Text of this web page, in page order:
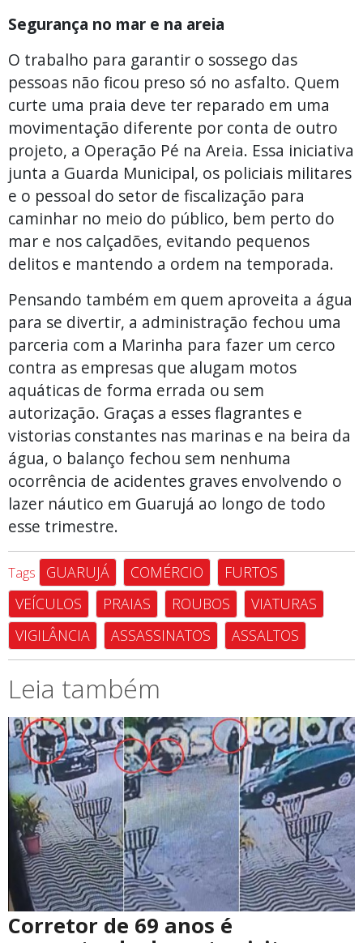
Segurança no mar e na areia
O trabalho para garantir o sossego das
pessoas não ficou preso só no asfalto. Quem
curte uma praia deve ter reparado em uma
movimentação diferente por conta de outro
projeto, a Operação Pé na Areia. Essa iniciativa
junta a Guarda Municipal, os policiais militares
e o pessoal do setor de fiscalização para
caminhar no meio do público, bem perto do
mar e nos calçadões, evitando pequenos
delitos e mantendo a ordem na temporada.
Pensando também em quem aproveita a água
para se divertir, a administração fechou uma
parceria com a Marinha para fazer um cerco
contra as empresas que alugam motos
aquáticas de forma errada ou sem
autorização. Graças a esses flagrantes e
vistorias constantes nas marinas e na beira da
água, o balanço fechou sem nenhuma
ocorrência de acidentes graves envolvendo o
lazer náutico em Guarujá ao longo de todo
esse trimestre.
Tags GUARUJÁ COMÉRCIO
FURTOS
VEÍCULOS
PRAIAS ROUBOS
VIATURAS
VIGILÂNCIA
ASSASSINATOS ASSALTOS
Leia também
Corretor de 69 anos é